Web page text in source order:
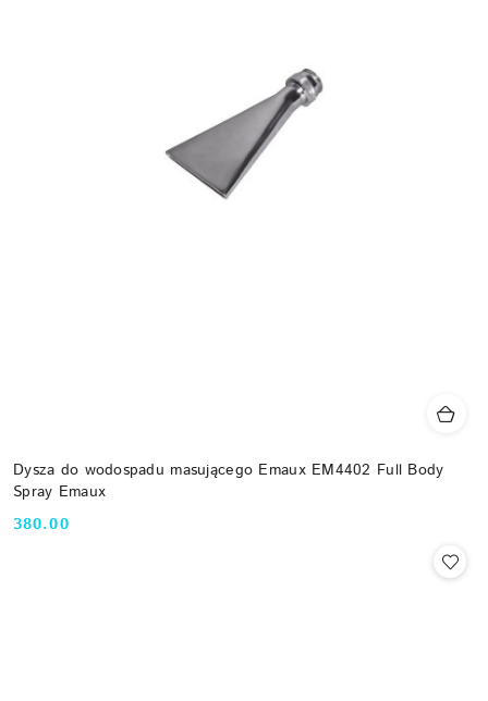
Dysza do wodospadu masującego Emaux EM4402 Full Body
Spray Emaux
Cena:
380.00